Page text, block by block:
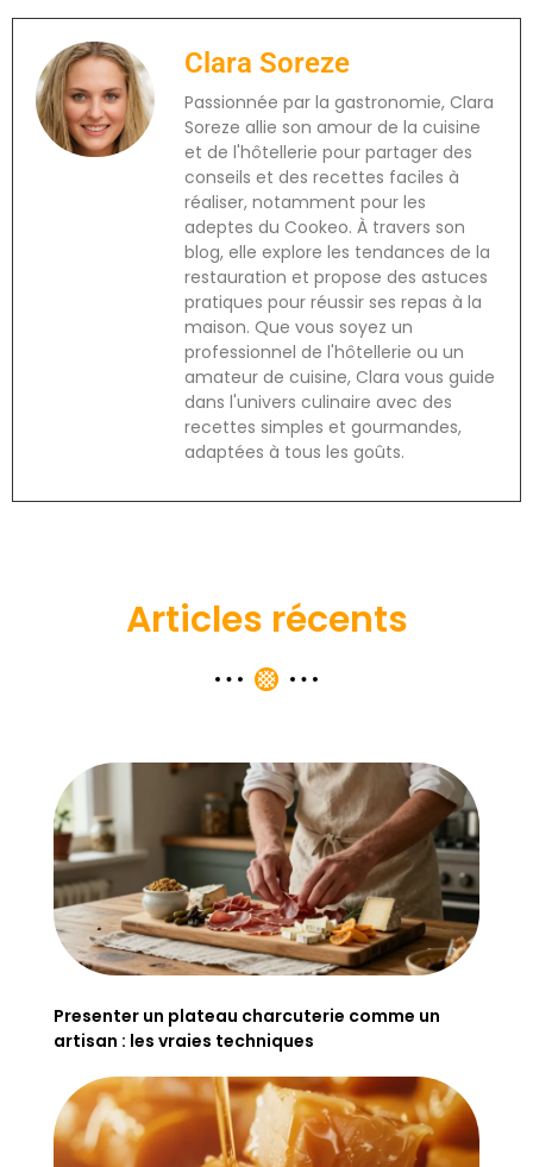
Clara Soreze
Passionnée par la gastronomie, Clara
Soreze allie son amour de la cuisine
et de l'hôtellerie pour partager des
conseils et des recettes faciles à
réaliser, notamment pour les
adeptes du Cookeo. À travers son
blog, elle explore les tendances de la
restauration et propose des astuces
pratiques pour réussir ses repas à la
maison. Que vous soyez un
professionnel de l'hôtellerie ou un
amateur de cuisine, Clara vous guide
dans l'univers culinaire avec des
recettes simples et gourmandes,
adaptées à tous les goûts.
Articles récents
Presenter un plateau charcuterie comme un
artisan : les vraies techniques